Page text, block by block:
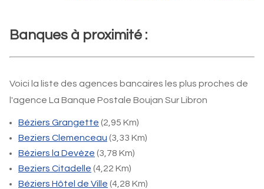
Banques à proximité :
Voici la liste des agences bancaires les plus proches de
l'agence La Banque Postale Boujan Sur Libron
Béziers Grangette (2,95 Km)
Beziers Clemenceau (3,33 Km)
Béziers la Devèze (3,78 Km)
Beziers Citadelle (4,22 Km)
Béziers Hôtel de Ville (4,28 Km)